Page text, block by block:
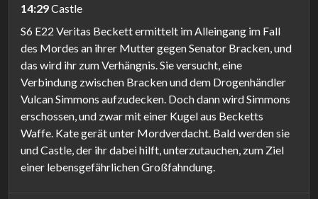
14:29Castle
S6 E22 Veritas Beckett ermittelt im Alleingang im Fall
des Mordes an ihrer Mutter gegen Senator Bracken, und
das wird ihr zum Verhängnis. Sie versucht, eine
Verbindung zwischen Bracken und dem Drogenhändler
Vulcan Simmons aufzudecken. Doch dann wird Simmons
erschossen, und zwar mit einer Kugel aus Becketts
Waffe. Kate gerät unter Mordverdacht. Bald werden sie
und Castle, der ihr dabei hilft, unterzutauchen, zum Ziel
einer lebensgefährlichen Großfahndung.